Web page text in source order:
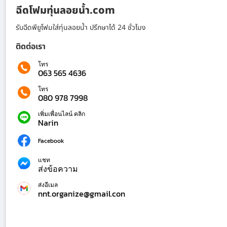
ฉีดโฟมทุ่นลอยน้ำ.com
รับฉีดพียูโฟมใส่ทุ่นลอยน้ำ ปรึกษาได้ 24 ชั่วโมง
ติดต่อเรา
โทร
063 565 4636
โทร
080 978 7998
เพิ่มเพื่อนไลน์ คลิก
Narin
Facebook
แชท
ส่งข้อความ
ส่งอีเมล
nnt.organize@gmail.con